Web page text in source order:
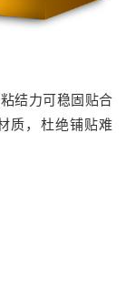
结力可稳固贴合
质，杜绝铺贴难